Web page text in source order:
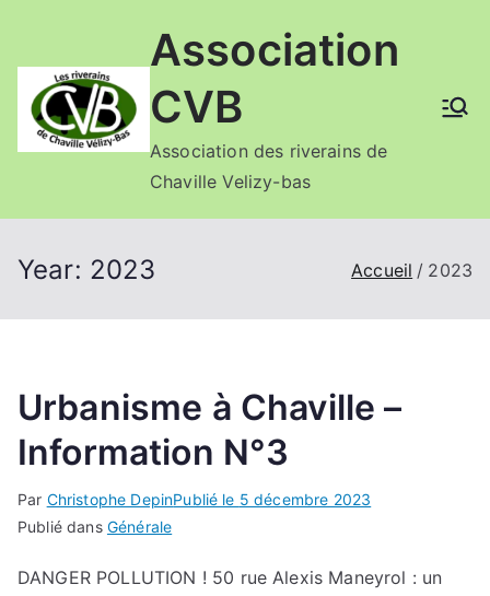
contenu
Association
CVB
Association des riverains de
Chaville Velizy-bas
Year: 2023 Accueil 2023
Urbanisme à Chaville –
Information N°3
Par Christophe DepinPublié le 5 décembre 2023
Publié dans Générale
DANGER POLLUTION ! 50 rue Alexis Maneyrol : un